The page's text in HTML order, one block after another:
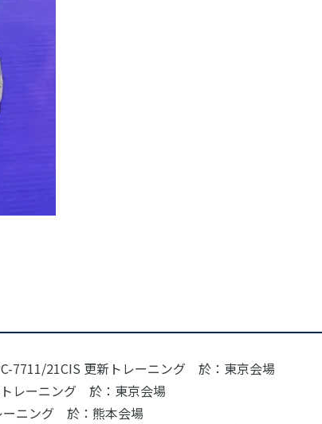
7711/21CIS 更新トレーニング 於：東京会場
レーニング 於：東京会場
ニング 於：熊本会場